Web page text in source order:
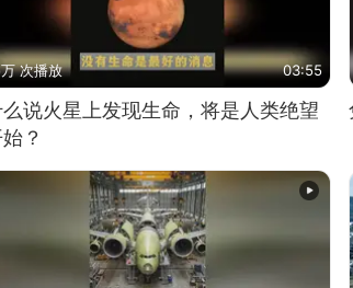
次播放 03:55
说火星上发现生命，将是人类绝望
？